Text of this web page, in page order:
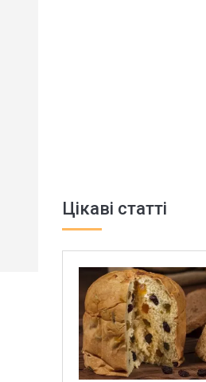
Цікаві статті